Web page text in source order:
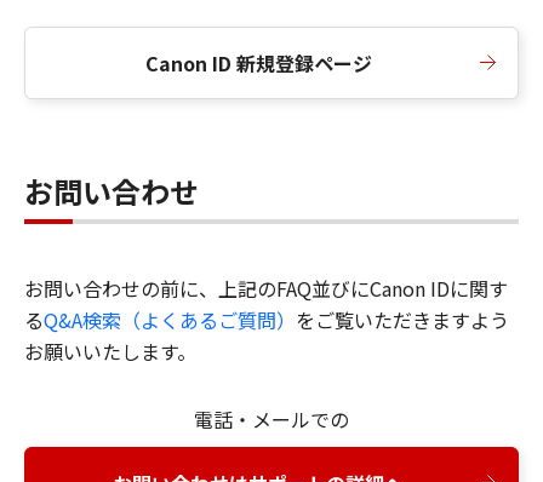
Canon ID 新規登録ページ
お問い合わせ
お問い合わせの前に、上記のFAQ並びにCanon IDに関す
るQ&A検索（よくあるご質問） をご覧いただきますよう
お願いいたします。
電話・メールでの